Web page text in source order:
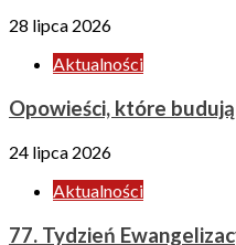
28 lipca 2026
Aktualności
Opowieści, które
24 lipca 2026
Aktualności
77. Tydzień